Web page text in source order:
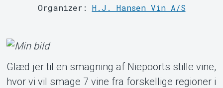
Support
Organizer: H.J. Hansen Vin A/S
Glæd jer til en smagning af Niepoorts stille vine,
hvor vi vil smage 7 vine fra forskellige regioner i